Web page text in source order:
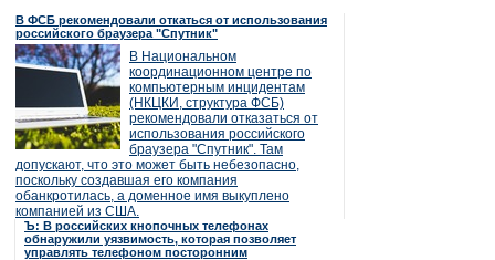
В ФСБ рекомендовали откаться от использования
российского браузера "Спутник"
В Национальном
координационном центре по
компьютерным инцидентам
(НКЦКИ, структура ФСБ)
рекомендовали отказаться от
использования российского
браузера "Спутник". Там
допускают, что это может быть небезопасно,
поскольку создавшая его компания
обанкротилась, а доменное имя выкуплено
компанией из США.
Ъ: В российских кнопочных телефонах
обнаружили уязвимость, которая позволяет
управлять телефоном посторонним